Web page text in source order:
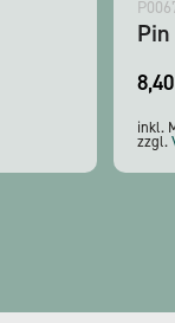
8,40
inkl.
zzgl.